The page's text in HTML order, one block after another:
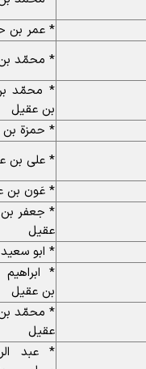
* عمر بن
* محمّد
* محمّد
بن عقیل
* حمزة
* على بن
* عَون بن
* جعفر
عقیل
* ابو
*
بن عقیل
* محمّد
عقیل
* عبد